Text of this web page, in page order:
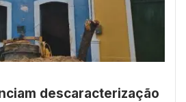
descaracterização